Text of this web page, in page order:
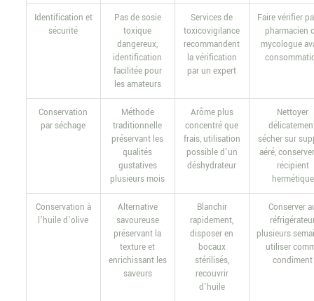
Identification et
sécurité
Pas de sosie
toxique
dangereux,
identification
facilitée pour
les amateurs
Services de
toxicovigilance
recommandent
la vérification
par un expert
Faire vérifier
pharmacien
mycologue
Conservation
par séchage
Méthode
traditionnelle
préservant les
qualités
gustatives
plusieurs mois
Arôme plus
concentré que
frais, utilisation
possible d’un
déshydrateur
Nettoyer
sécher sur
aéré,
récipient
hermétique
Conservation à
l’huile d’olive
Alternative
savoureuse
préservant la
texture et
enrichissant les
saveurs
Blanchir
rapidement,
disposer en
bocaux
stérilisés,
recouvrir
d’huile
Conserver
plusieurs
utiliser
condiment